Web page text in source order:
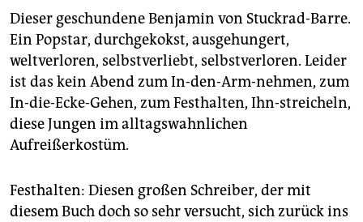
Dieser geschundene Benjamin von Stuckrad-Barre.
Ein Popstar, durchgekokst, ausgehungert,
weltverloren, selbstverliebt, selbstverloren. Leider
ist das kein Abend zum In-den-Arm-nehmen, zum
In-die-Ecke-Gehen, zum Festhalten, Ihn-streicheln,
diese Jungen im alltagswahnlichen
Aufreißerkostüm.
Festhalten: Diesen großen Schreiber, der mit
diesem Buch doch so sehr versucht, sich zurück ins